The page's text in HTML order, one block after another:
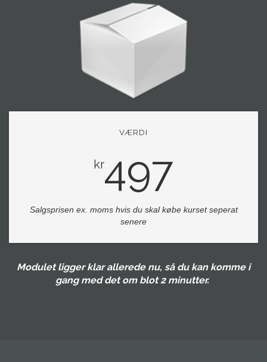
VÆRDI
kr497
Salgsprisen ex. moms hvis du skal købe kurset seperat
senere
Modulet ligger klar allerede nu, så du kan komme i
gang med det om blot 2 minutter.